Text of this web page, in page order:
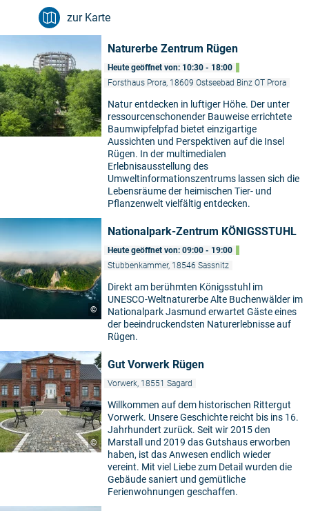
zur Karte
Naturerbe Zentrum Rügen
Heute geöffnet von: 10:30 - 18:00
Forsthaus Prora, 18609 Ostseebad Binz OT Prora
Natur entdecken in luftiger Höhe. Der unter
ressourcenschonender Bauweise errichtete
Baumwipfelpfad bietet einzigartige
Aussichten und Perspektiven auf die Insel
Rügen. In der multimedialen
Erlebnisausstellung des
Umweltinformationszentrums lassen sich die
Lebensräume der heimischen Tier- und
Pflanzenwelt vielfältig entdecken.
©
Nationalpark-Zentrum KÖNIGSSTUHL
Heute geöffnet von: 09:00 - 19:00
Stubbenkammer, 18546 Sassnitz
Direkt am berühmten Königsstuhl im
UNESCO-Weltnaturerbe Alte Buchenwälder im
Nationalpark Jasmund erwartet Gäste eines
der beeindruckendsten Naturerlebnisse auf
Rügen.
©
Gut Vorwerk Rügen
Vorwerk, 18551 Sagard
Willkommen auf dem historischen Rittergut
Vorwerk. Unsere Geschichte reicht bis ins 16.
Jahrhundert zurück. Seit wir 2015 den
Marstall und 2019 das Gutshaus erworben
haben, ist das Anwesen endlich wieder
vereint. Mit viel Liebe zum Detail wurden die
Gebäude saniert und gemütliche
Ferienwohnungen geschaffen.